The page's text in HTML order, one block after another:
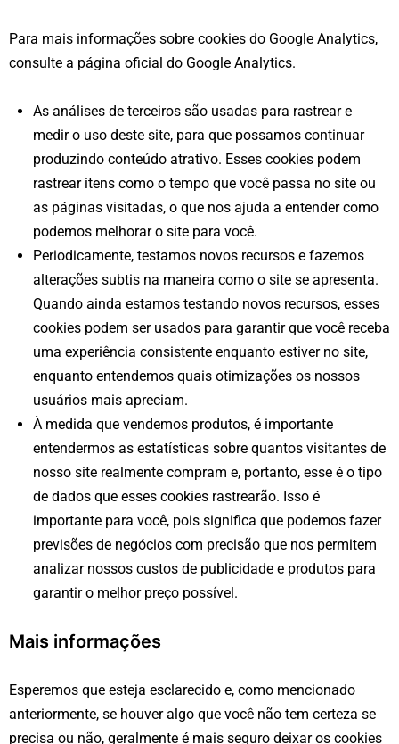
Para mais informações sobre cookies do Google Analytics,
consulte a página oficial do Google Analytics.
As análises de terceiros são usadas para rastrear e
medir o uso deste site, para que possamos continuar
produzindo conteúdo atrativo. Esses cookies podem
rastrear itens como o tempo que você passa no site ou
as páginas visitadas, o que nos ajuda a entender como
podemos melhorar o site para você.
Periodicamente, testamos novos recursos e fazemos
alterações subtis na maneira como o site se apresenta.
Quando ainda estamos testando novos recursos, esses
cookies podem ser usados ​​para garantir que você receba
uma experiência consistente enquanto estiver no site,
enquanto entendemos quais otimizações os nossos
usuários mais apreciam.
À medida que vendemos produtos, é importante
entendermos as estatísticas sobre quantos visitantes de
nosso site realmente compram e, portanto, esse é o tipo
de dados que esses cookies rastrearão. Isso é
importante para você, pois significa que podemos fazer
previsões de negócios com precisão que nos permitem
analizar nossos custos de publicidade e produtos para
garantir o melhor preço possível.
Mais informações
Esperemos que esteja esclarecido e, como mencionado
anteriormente, se houver algo que você não tem certeza se
precisa ou não, geralmente é mais seguro deixar os cookies